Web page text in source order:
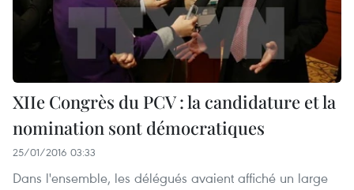
XIIe Congrès du PCV : la candidature et la
nomination sont démocratiques
25/01/2016 03:33
Dans l'ensemble, les délégués avaient affiché un large